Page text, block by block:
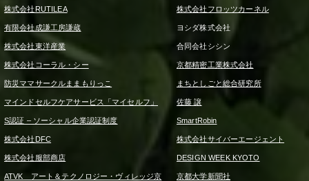
株式会社RUTILEA 株式会社フロッツカーネル
有限会社成謙工房謙蔵 ヨシダ株式会社
株式会社東洋産業 合同会社シシン
株式会社コーラル・シー 京都精密工業株式会社
防災ママサークルままもりっこ まちとしごと総合研究所
マインドセルフケアサービス「マイセルフ」 佐藤 譲
S認証 – ソーシャル企業認証制度 SmartRobin
株式会社DFC 株式会社サイバーエージェント
株式会社服部商店 DESIGN WEEK KYOTO
ATVK アート＆テクノロジー・ヴィレッジ京
京都大学新聞社